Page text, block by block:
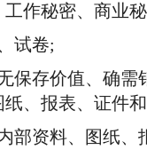
作秘密、商业
试卷;
保存价值、确
、报表、证件
部资料、图纸、